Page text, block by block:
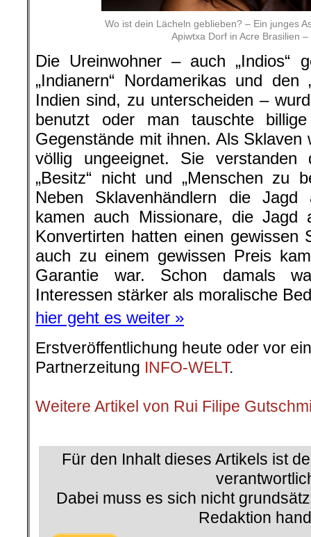
Wo ist dein Lächeln geblieben? – Ein junges
Apiwtxa Dorf in Acre Brasilien
Die Ureinwohner – auch „Indios“
„Indianern“ Nordamerikas und
Indien sind, zu unterscheiden –
benutzt oder man tauschte
Gegenstände mit ihnen. Als Sklaven
völlig ungeeignet. Sie
„Besitz“ nicht und „Menschen zu
Neben Sklavenhändlern die Jagd
kamen auch Missionare, die Jagd
Konvertirten hatten einen gewissen
auch zu einem gewissen Preis
Garantie war. Schon damals
Interessen stärker als moralische
hier geht es weiter »
Erstveröffentlichung heute oder vor
Partnerzeitung INFO-WELT.
Weitere Artikel von Rui Filipe
Für den Inhalt dieses Artikels ist
Dabei muss es sich nicht
Redaktion